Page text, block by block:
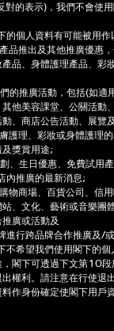
對的表示)，我們不會使
的個人資料有可能被用作
品推出及其他推廣優惠
品、身體護理產品、彩
的推廣活動，包括(如適
他美容課堂、公關活動
、商店公告活動、展覽
護理、彩妝或身體護理
獎賞用途;
、生日優惠、免費試用
內推廣的最新消息;
物商場、百貨公司、信用
、文化、藝術或音樂團
廣或活動及
進行跨品牌合作推廣及/或
不希望我們使用閣下的個
閣下可透過下文第10段
權利。請注意在行使退
作身份確定使閣下用戶